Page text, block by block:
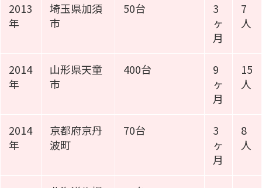
2013
年
埼玉県加須
市
50台
3
ヶ
月
7
人
2014
年
山形県天童
市
400台
9
ヶ
月
15
人
2014
年
京都府京丹
波町
70台
3
ヶ
月
8
人